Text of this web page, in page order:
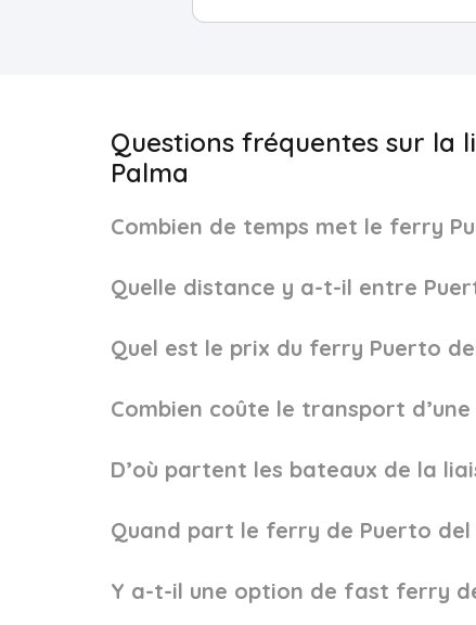
Questions fréquentes sur la
Palma
Combien de temps met le ferry
Quelle distance y a-t-il entre
Quel est le prix du ferry Puerto
Combien coûte le transport
D’où partent les bateaux de la
Quand part le ferry de Puerto del
Y a-t-il une option de fast ferry